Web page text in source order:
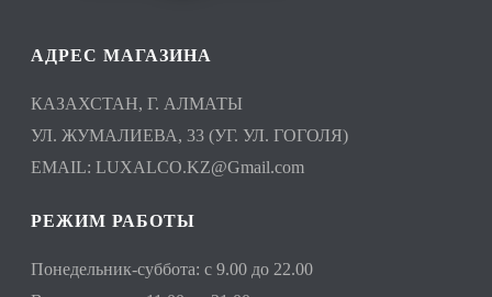
АДРЕС МАГАЗИНА
КАЗАХСТАН, Г. АЛМАТЫ
УЛ. ЖУМАЛИЕВА, 33 (УГ. УЛ. ГОГОЛЯ)
EMAIL:LUXALCO.KZ@Gmail.com
РЕЖИМ РАБОТЫ
Понедельник-суббота: с 9.00 до 22.00